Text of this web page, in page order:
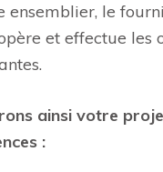
ensemblier, le
et effectue les
ainsi votre
: